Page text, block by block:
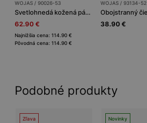
WOJAS / 90026-53
Svetlohnedá kožená pánska taška listonoška
62.90 €
Najnižšia cena: 114.90 €
Pôvodná cena: 114.90 €
WOJAS / 93134-52
38.90 €
Podobné produkty
Zľava Novinky